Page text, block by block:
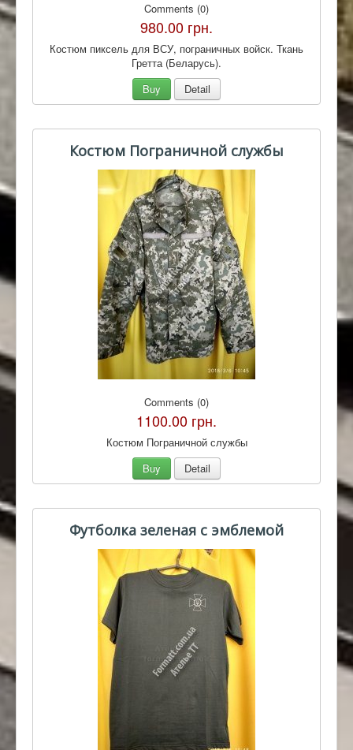
Comments (0)
980.00 грн.
Костюм пиксель для ВСУ, пограничных войск. Ткань
Гретта (Беларусь).
Buy
Detail
Костюм Пограничной службы
Comments (0)
1100.00 грн.
Костюм Пограничной службы
Buy
Detail
Футболка зеленая с эмблемой